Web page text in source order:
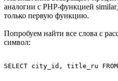
аналогии с PHP-функцией
только первую функцию.
Попробуем найти все слова с
символ:
SELECT city_id, title_ru FROM